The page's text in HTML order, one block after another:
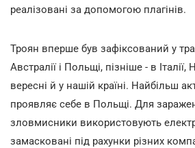
реалізовані за допомогою плагінів.
Троян вперше був зафіксований у
Австралії і Польщі, пізніше - в Італії,
вересні й у нашій країні. Найбільш
проявляє себе в Польщі. Для
зловмисники використовують
замасковані під рахунки різних